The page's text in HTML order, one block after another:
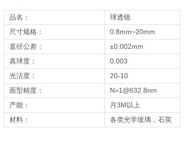
品名：
球透镜
尺寸规格：
0.8mm~20mm
直径公差：
±0.002mm
真球度：
0.003
光洁度：
20-10
面型精度：
N=1@632.8nm
产能：
月3M以上
材料：
各类光学玻璃，石英